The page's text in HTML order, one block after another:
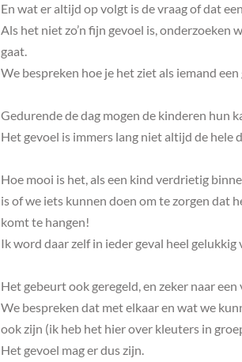
En wat er altijd op volgt is de vraag of dat
Als het niet zo’n fijn gevoel is, onderzoeken
gaat.
We bespreken hoe je het ziet als iemand
Gedurende de dag mogen de kinderen hun
Het gevoel is immers lang niet altijd de hele
Hoe mooi is het, als een kind verdrietig
is of we iets kunnen doen om te zorgen dat
komt te hangen!
Ik word daar zelf in ieder geval heel gelukkig
Het gebeurt ook geregeld, en zeker naar een
We bespreken dat met elkaar en wat we
ook zijn (ik heb het hier over kleuters in
Het gevoel mag er dus zijn.